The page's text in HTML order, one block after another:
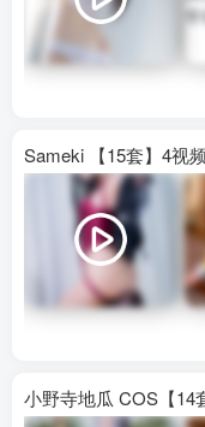
Sameki 【15套】4视
小野寺地瓜 COS【14